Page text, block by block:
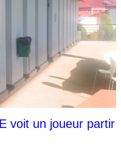
voit un joueur partir